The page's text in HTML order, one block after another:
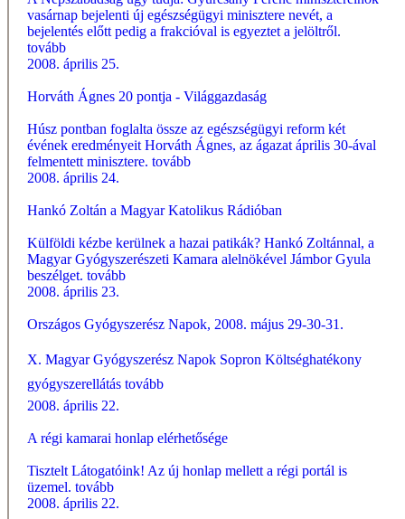
vasárnap bejelenti új egészségügyi minisztere nevét, a
bejelentés előtt pedig a frakcióval is egyeztet a jelöltről.
tovább
2008. április 25.
Horváth Ágnes 20 pontja - Világgazdaság
Húsz pontban foglalta össze az egészségügyi reform két
évének eredményeit Horváth Ágnes, az ágazat április 30-ával
felmentett minisztere. tovább
2008. április 24.
Hankó Zoltán a Magyar Katolikus Rádióban
Külföldi kézbe kerülnek a hazai patikák? Hankó Zoltánnal, a
Magyar Gyógyszerészeti Kamara alelnökével Jámbor Gyula
beszélget. tovább
2008. április 23.
Országos Gyógyszerész Napok, 2008. május 29-30-31.
X. Magyar Gyógyszerész Napok Sopron Költséghatékony
gyógyszerellátás tovább
2008. április 22.
A régi kamarai honlap elérhetősége
Tisztelt Látogatóink! Az új honlap mellett a régi portál is
üzemel. tovább
2008. április 22.